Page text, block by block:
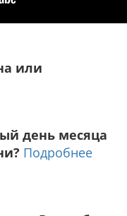
или
день месяца
Подробнее